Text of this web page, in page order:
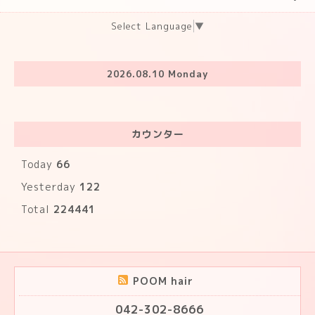
Select Language ▼
2026.08.10 Monday
カウンター
Today 66
Yesterday 122
Total 224441
POOM hair
042-302-8666